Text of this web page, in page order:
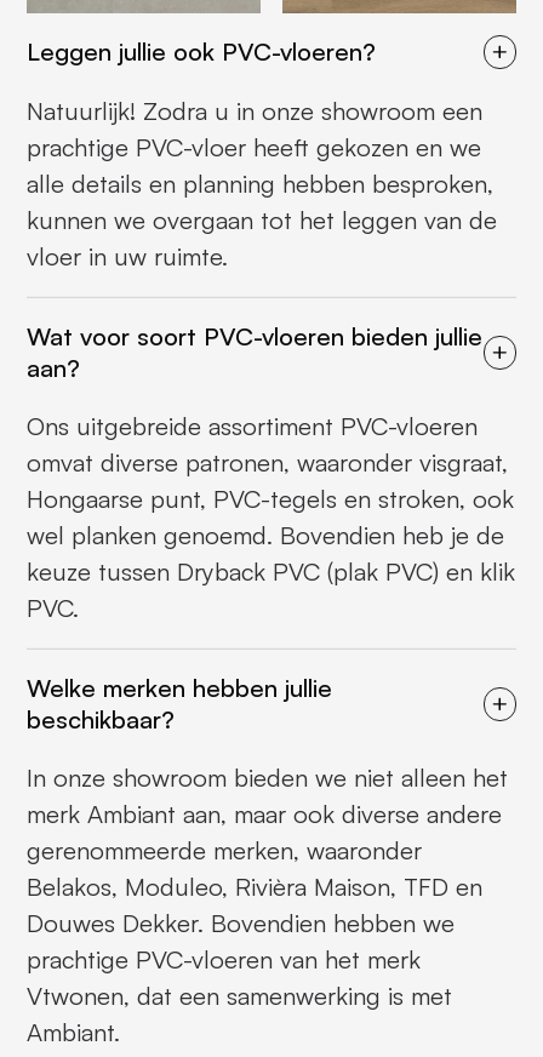
Leggen jullie ook PVC-vloeren?
Natuurlijk! Zodra u in onze showroom een
prachtige PVC-vloer heeft gekozen en we
alle details en planning hebben besproken,
kunnen we overgaan tot het leggen van de
vloer in uw ruimte.
Wat voor soort PVC-vloeren bieden jullie
aan?
Ons uitgebreide assortiment PVC-vloeren
omvat diverse patronen, waaronder visgraat,
Hongaarse punt, PVC-tegels en stroken, ook
wel planken genoemd. Bovendien heb je de
keuze tussen Dryback PVC (plak PVC) en klik
PVC.
Welke merken hebben jullie
beschikbaar?
In onze showroom bieden we niet alleen het
merk Ambiant aan, maar ook diverse andere
gerenommeerde merken, waaronder
Belakos, Moduleo, Rivièra Maison, TFD en
Douwes Dekker. Bovendien hebben we
prachtige PVC-vloeren van het merk
Vtwonen, dat een samenwerking is met
Ambiant.